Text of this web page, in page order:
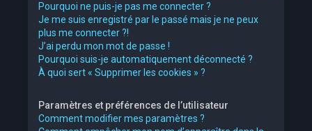
Pourquoi ne puis-je pas me connecter ?
Je me suis enregistré par le passé mais je ne peux
plus me connecter ?!
J’ai perdu mon mot de passe !
Pourquoi suis-je automatiquement déconnecté ?
À quoi sert « Supprimer les cookies » ?
Paramètres et préférences de l’utilisateur
Comment modifier mes paramètres ?